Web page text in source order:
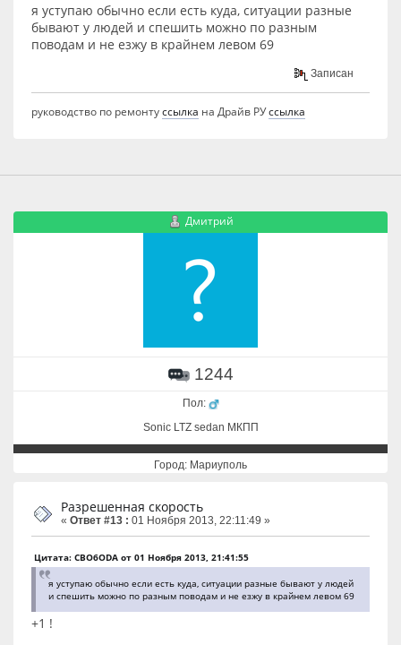
я уступаю обычно если есть куда, ситуации разные
бывают у людей и спешить можно по разным
поводам и не езжу в крайнем левом 69
Записан
руководство по ремонтуссылка на Драйв РУссылка
Дмитрий
1244
Пол:
Sonic LTZ sedan МКПП
Город: Мариуполь
Разрешенная скорость
« Ответ #13 : 01 Ноября 2013, 22:11:49 »
Цитата: CBO6ODA от 01 Ноября 2013, 21:41:55
я уступаю обычно если есть куда, ситуации разные бывают у людей
и спешить можно по разным поводам и не езжу в крайнем левом 69
+1 !